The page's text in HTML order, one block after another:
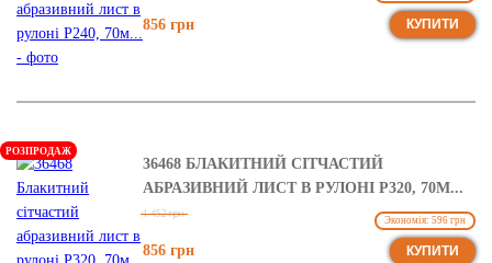
856 грн КУПИТИ
36468 БЛАКИТНИЙ СІТЧАСТИЙ
АБРАЗИВНИЙ ЛИСТ В РУЛОНІ Р320, 70М...
1 452 грн Экономія: 596 грн
856 грн КУПИТИ
РОЗПРОДАЖ